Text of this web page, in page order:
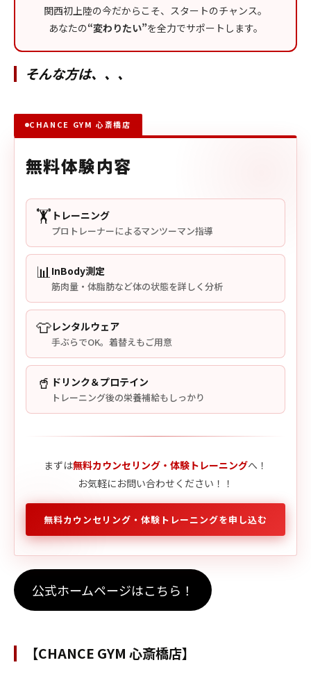
関西初上陸の今だからこそ、スタートのチャンス。
あなたの“変わりたい”を全力でサポートします。
そんな方は、、、
CHANCE GYM 心斎橋店
無料体験内容
🏋️ トレーニング
プロトレーナーによるマンツーマン指導
📊 InBody測定
筋肉量・体脂肪など体の状態を詳しく分析
👕レンタルウェア
手ぶらでOK。着替えもご用意
🥤 ドリンク＆プロテイン
トレーニング後の栄養補給もしっかり
まずは無料カウンセリング・体験トレーニングへ！
お気軽にお問い合わせください！！
無料カウンセリング・体験トレーニングを申し込む
公式ホームページはこちら！
【CHANCE GYM 心斎橋店】